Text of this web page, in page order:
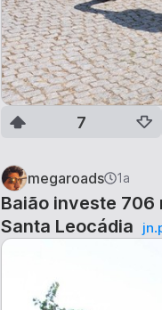
7
megaroads 1a
Baião investe 706
Santa Leocádia